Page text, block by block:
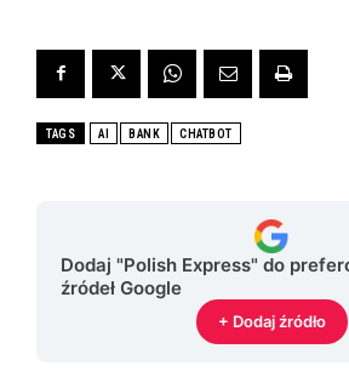
TAGS AI BANK CHATBOT
Dodaj "Polish Express" do
źródeł Google
+ Dodaj źródło